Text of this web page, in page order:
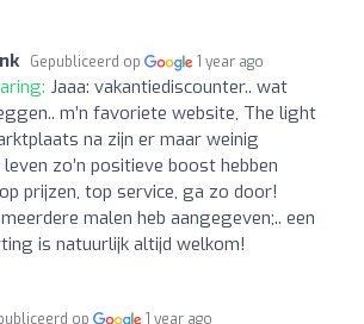
Gepubliceerd op 1 year ago
Jaaa: vakantiediscounter.. wat
m’n favoriete website, The light
na zijn er maar weinig
zo’n positieve boost hebben
prijzen, top service, ga zo door!
malen heb aangegeven;.. een
is natuurlijk altijd welkom!
op 1 year ago